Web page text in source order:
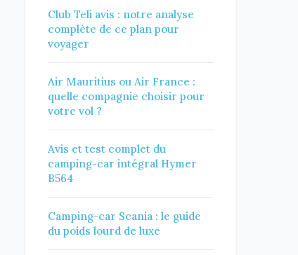
Club Teli avis : notre analyse
complète de ce plan pour
voyager
Air Mauritius ou Air France :
quelle compagnie choisir pour
votre vol ?
Avis et test complet du
camping-car intégral Hymer
B564
Camping-car Scania : le guide
du poids lourd de luxe